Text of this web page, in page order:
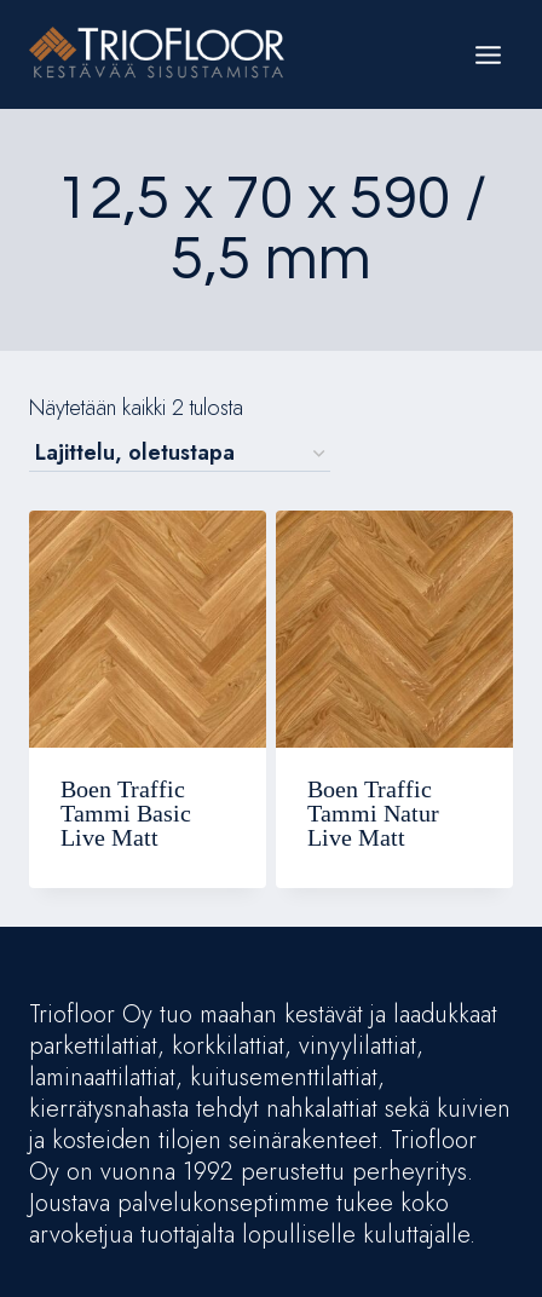
sisältöön
12,5 x 70 x 590 /
5,5 mm
Näytetään kaikki 2 tulosta
Boen Traffic
Tammi Basic
Live Matt
Boen Traffic
Tammi Natur
Live Matt
Triofloor Oy tuo maahan kestävät ja laadukkaat
parkettilattiat, korkkilattiat, vinyylilattiat,
laminaattilattiat, kuitusementtilattiat,
kierrätysnahasta tehdyt nahkalattiat sekä kuivien
ja kosteiden tilojen seinärakenteet. Triofloor
Oy on vuonna 1992 perustettu perheyritys.
Joustava palvelukonseptimme tukee koko
arvoketjua tuottajalta lopulliselle kuluttajalle.